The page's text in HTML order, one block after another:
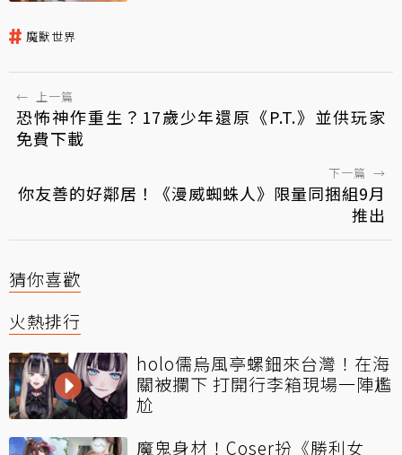
魔獸世界
← 上一篇
恐怖神作重生？17歲少年還原《P.T.》並供玩家
免費下載
下一篇 →
你友善的好鄰居！《漫威蜘蛛人》限量同捆組9月
推出
猜你喜歡
火熱排行
holo儒烏風亭螺鈿來台灣！在海
關被攔下 打開行李箱現場一陣尷
尬
魔鬼身材！Coser扮《勝利女